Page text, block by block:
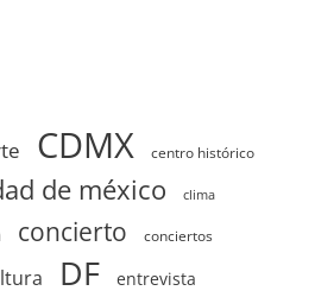
CDMX centro histórico
de méxico clima
concierto conciertos
DF entrevista